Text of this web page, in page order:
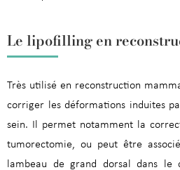
Le lipofilling en
Très utilisé en reconstruction
corriger les déformations induites
sein. Il permet notamment la
tumorectomie, ou peut être
lambeau de grand dorsal dans le